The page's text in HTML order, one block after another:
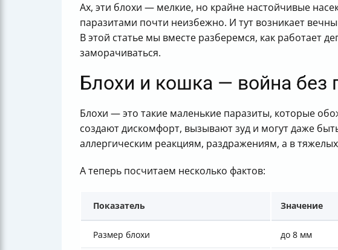
Чек-лист для победы над блохами у кошки с
Итог
Ах, эти блохи — мелкие, но крайне настойчивые
паразитами почти неизбежно. И тут возникает
В этой статье мы вместе разберемся, как работает
заморачиваться.
Блохи и кошка — война без
Блохи — это такие маленькие паразиты, которые
создают дискомфорт, вызывают зуд и могут даже
аллергическим реакциям, раздражениям, а в
А теперь посчитаем несколько фактов:
Показатель Значение
Размер блохи до 8 мм